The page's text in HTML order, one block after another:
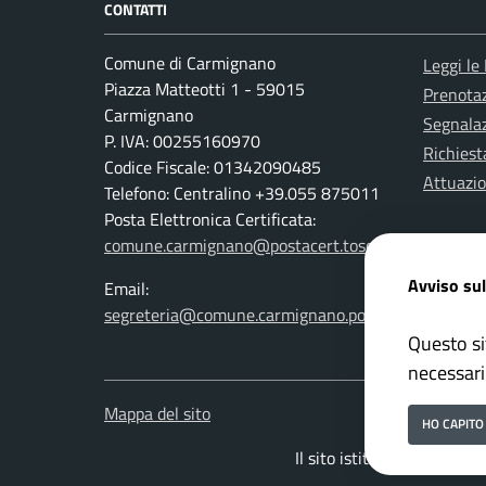
CONTATTI
Comune di Carmignano
Piazza Matteotti 1 - 59015
Carmignano
P. IVA: 00255160970
Codice Fiscale: 01342090485
Telefono: Centralino +39.055 875011
Posta Elettronica Certificata:
comune.carmignano@postacert.toscana.it
Email:
segreteria@comune.carmignano.po.it
Leggi le
Mappa del sito
Il sito istituzionale del
Avviso
Questo
HO CAPITO